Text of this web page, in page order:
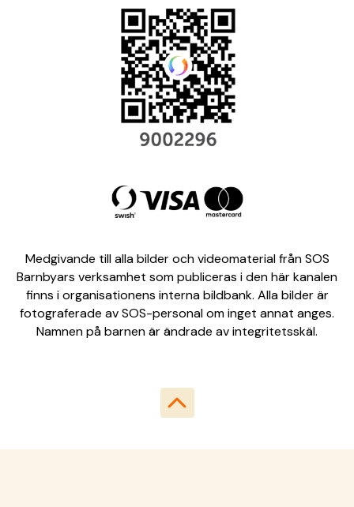
Medgivande till alla bilder och videomaterial från SOS
Barnbyars verksamhet som publiceras i den här kanalen
finns i organisationens interna bildbank. Alla bilder är
fotograferade av SOS-personal om inget annat anges.
Namnen på barnen är ändrade av integritetsskäl.